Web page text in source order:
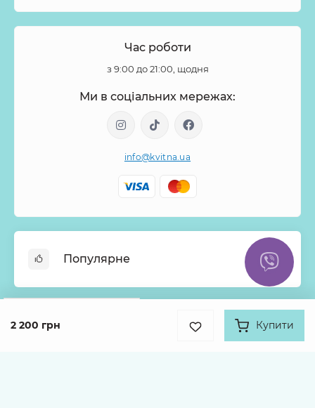
2 200 грн Купити
Час роботи
з 9:00 до 21:00, щодня
Ми в соціальних мережах:
info@kvitna.ua
Популярне
Онлайн-Вітрина